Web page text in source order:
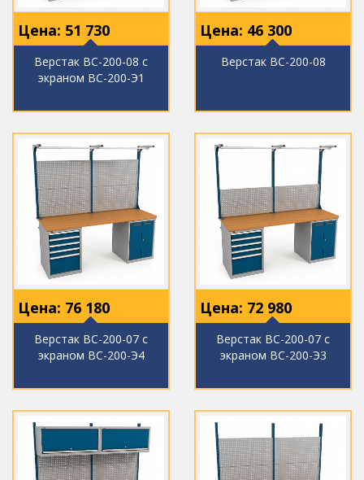
Цена: 51 730
Верстак ВС-200-08 с
экраном ВС-200-Э1
Цена: 46 300
Верстак ВС-200-08
Цена: 76 180
Верстак ВС-200-07 с
экраном ВС-200-Э4
Цена: 72 980
Верстак ВС-200-07 с
экраном ВС-200-Э3